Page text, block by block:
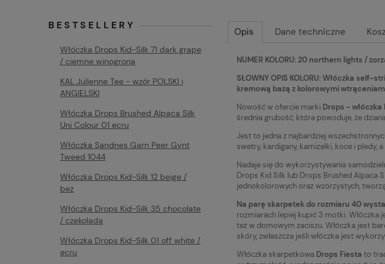
BESTSELLERY
Włóczka Drops Kid-Silk 71 dark grape
/ ciemne winogrona
KAL Julienne Tee - wzór POLSKI i
ANGIELSKI
Włóczka Drops Brushed Alpaca Silk
Uni Colour 01 ecru
Włóczka Sandnes Garn Peer Gynt
Tweed 1044
Włóczka Drops Kid-Silk 12 beige /
beż
Włóczka Drops Kid-Silk 35 chocolate
/ czekolada
Włóczka Drops Kid-Silk 01 off white /
ecru
Opis Dane techniczne
NUMER KOLORU: 20 northern lights /
SŁOWNY OPIS KOLORU: Włóczka
kremową bazą z kolorowymi
Nowość w ofercie marki Drops - włóczka
średnia grubość, która powoduje, że
Jest to jedna z najbardziej
swetry, kardigany, kamizelki, koce i
Nadaje się do wykorzystywania
Drops Kid Silk lub Drops Brushed Alpaca
jednokolorowych oraz wzorzystych,
Na parę skarpetek do rozmiaru 40
rozmiarach lepiej kupić 3 motki. Włóczka
też w domowym zaciszu. Włóczka jest
skóry, zwłaszcza jeśli włóczka jest
Włóczka skarpetkowa Drops Fiesta to